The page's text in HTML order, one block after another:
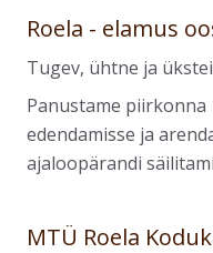
Roela - elamus
Tugev, ühtne ja
Panustame piirkonna
edendamisse ja
ajaloopärandi
MTÜ Roela